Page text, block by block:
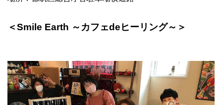
＜Smile Earth ～カフェdeヒーリング～＞